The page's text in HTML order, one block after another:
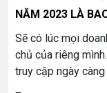
NĂM 2023 LÀ
Sẽ có lúc mọi
chủ của riêng
truy cập ngày